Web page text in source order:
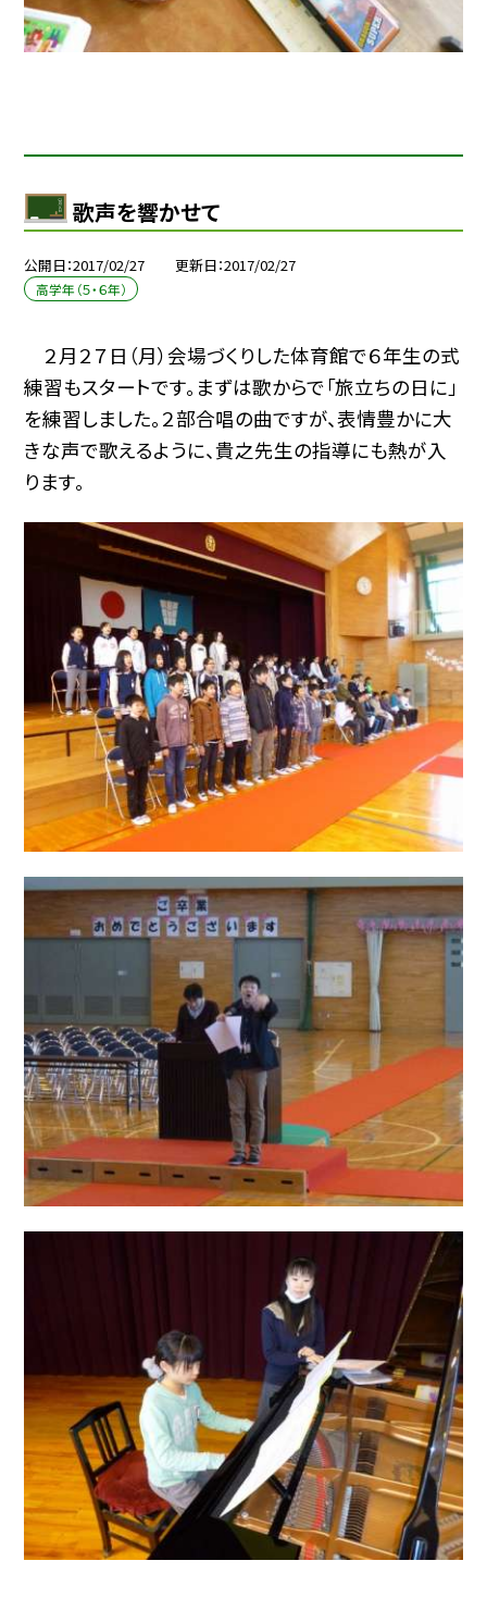
歌声を響かせて
公開日 2017/02/27 更新日 2017/02/27
高学年（５・６年）
２月２７日（月）会場づくりした体育館で６年生の式
練習もスタートです。まずは歌からで「旅立ちの日に」
を練習しました。２部合唱の曲ですが、表情豊かに大
きな声で歌えるように、貴之先生の指導にも熱が入
ります。